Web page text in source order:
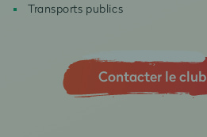
Transports publics
Contacter le club